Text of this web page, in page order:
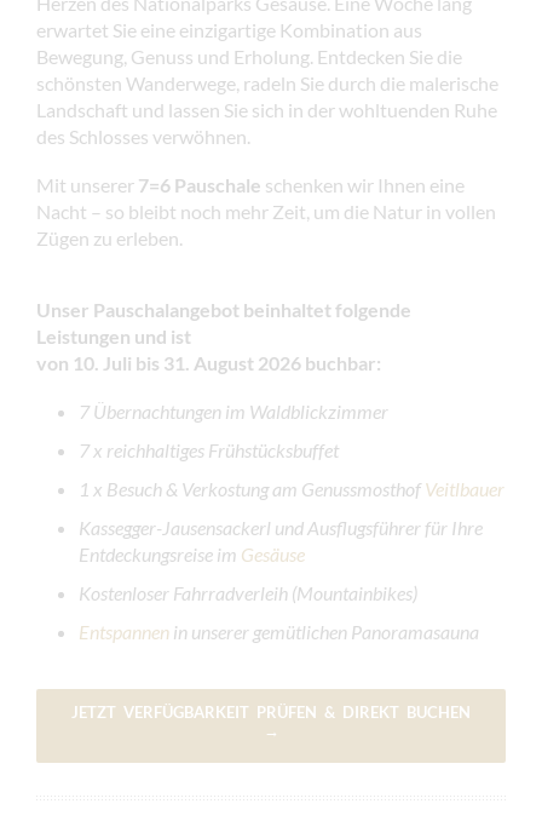
erwartet Sie eine einzigartige Kombination aus
Bewegung, Genuss und Erholung. Entdecken Sie die
schönsten Wanderwege, radeln Sie durch die malerische
Landschaft und lassen Sie sich in der wohltuenden Ruhe
des Schlosses verwöhnen.
Mit unserer 7=6 Pauschale schenken wir Ihnen eine
Nacht – so bleibt noch mehr Zeit, um die Natur in vollen
Zügen zu erleben.
Unser Pauschalangebot beinhaltet folgende
Leistungen und ist
von 10. Juli bis 31. August 2026 buchbar:
7 Übernachtungen im Waldblickzimmer
7 x reichhaltiges Frühstücksbuffet
1 x Besuch & Verkostung am Genussmosthof Veitlbauer
Kassegger-Jausensackerl und Ausflugsführer für Ihre
Entdeckungsreise im Gesäuse
Kostenloser Fahrradverleih (Mountainbikes)
Entspannen in unserer gemütlichen Panoramasauna
JETZT VERFÜGBARKEIT PRÜFEN & DIREKT BUCHEN
→